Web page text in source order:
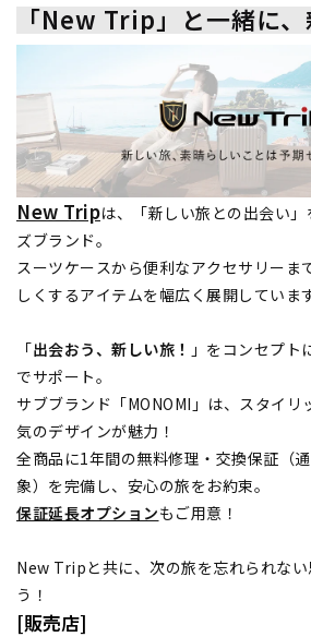
「New Trip」と一緒に
New Tripは、「新しい旅との出会い
ズブランド。
スーツケースから便利なアクセサリーま
しくするアイテムを幅広く展開しています
「出会おう、新しい旅！ 」をコンセプト
でサポート。
サブブランド「MONOMI」は、スタイリ
気のデザインが魅力！
全商品に1年間の無料修理・交換保証（
象）を完備し、安心の旅をお約束。
保証延長オプションもご用意！
New Tripと共に、次の旅を忘れられない
う！
[販売店]